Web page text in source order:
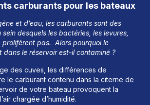
carburants pour les bateaux
et d’eau, les carburants sont des
desquels les bactéries, les levures,
prolifèrent pas. Alors pourquoi le
le réservoir est-il contaminé ?
des cuves, les différences de
le carburant contenu dans la citerne de
de votre bateau provoquent la
chargée d’humidité.